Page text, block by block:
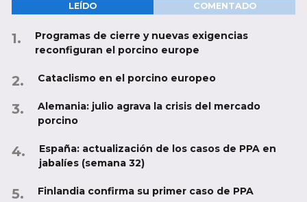
LEÍDO COMENTADO
Programas de cierre y nuevas exigencias
reconfiguran el porcino europe
Cataclismo en el porcino europeo
Alemania: julio agrava la crisis del mercado
porcino
España: actualización de los casos de PPA en
jabalíes (semana 32)
Finlandia confirma su primer caso de PPA